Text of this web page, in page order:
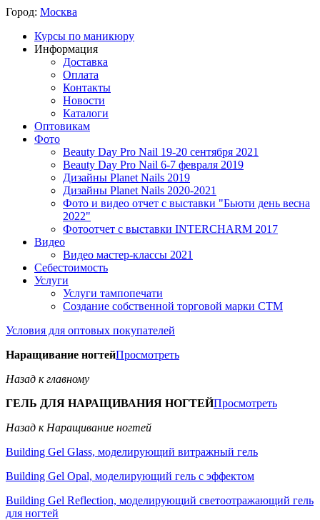
Город: Москва
Курсы по маникюру
Информация
Доставка
Оплата
Контакты
Новости
Каталоги
Оптовикам
Фото
Beauty Day Pro Nail 19-20 сентября 2021
Beauty Day Pro Nail 6-7 февраля 2019
Дизайны Planet Nails 2019
Дизайны Planet Nails 2020-2021
Фото и видео отчет с выставки "Бьюти день весна
2022"
Фотоотчет с выставки INTERCHARM 2017
Видео
Видео мастер-классы 2021
Себестоимость
Услуги
Услуги тампопечати
Создание собственной торговой марки СТМ
Условия для оптовых покупателей
Наращивание ногтейПросмотреть
Назад к главному
ГЕЛЬ ДЛЯ НАРАЩИВАНИЯ НОГТЕЙПросмотреть
Назад к Наращивание ногтей
Building Gel Glass, моделирующий витражный гель
Building Gel Opal, моделирующий гель с эффектом
Building Gel Reflection, моделирующий светоотражающий гель
для ногтей